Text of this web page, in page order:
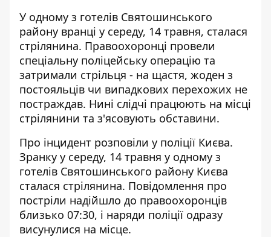
У одному з готелів Святошинського
району вранці у середу, 14 травня, сталася
стрілянина. Правоохоронці провели
спеціальну поліцейську операцію та
затримали стрільця - на щастя, жоден з
постояльців чи випадкових перехожих не
постраждав. Нині слідчі працюють на місці
стрілянини та з'ясовують обставини.
Про інцидент розповіли у поліції Києва.
Зранку у середу, 14 травня у одному з
готелів Святошинського району Києва
сталася стрілянина. Повідомлення про
постріли надійшло до правоохоронців
близько 07:30, і наряди поліції одразу
висунулися на місце.